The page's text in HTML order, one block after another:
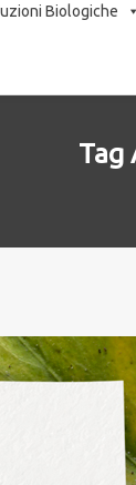
Biologiche
Tag